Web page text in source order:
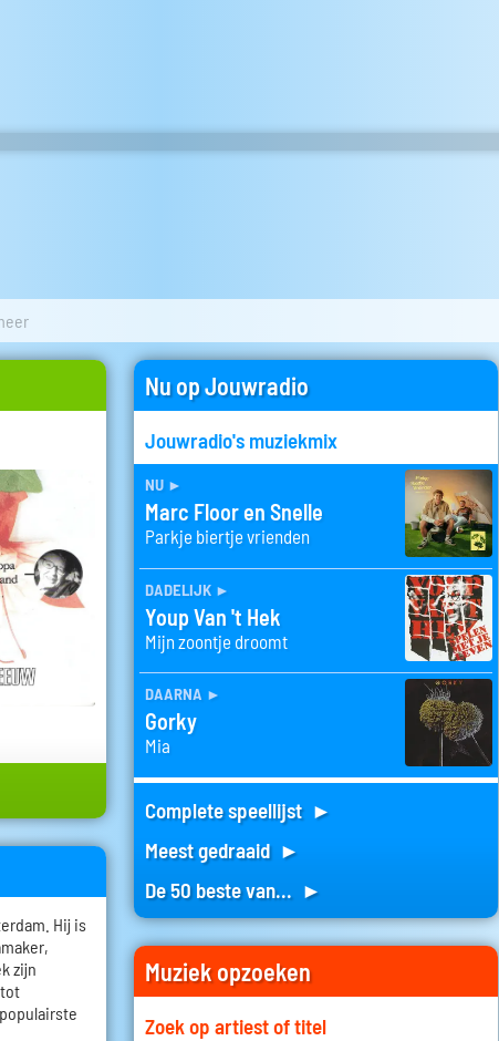
Hij is
zijn
Nu op Jouwradio
Jouwradio's muziekmix
nu ►
Marc Floor en Snelle
Parkje biertje vrienden
dadelijk ►
Youp Van 't Hek
Mijn zoontje droomt
daarna ►
Gorky
Mia
Complete speellijst ►
Meest gedraaid ►
De 50 beste van... ►
Muziek opzoeken
Zoek op artiest of titel